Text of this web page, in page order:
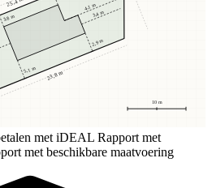
10 m
3,8 m
5,1 m
2,9 m
3,4 m
4,1 m
23,8 m
met iDEAL Rapport met
met beschikbare maatvoering